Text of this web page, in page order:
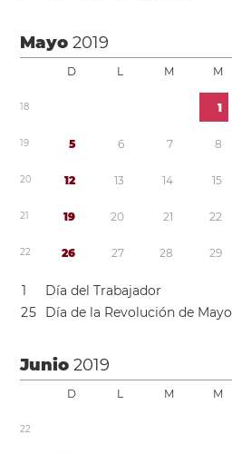
Mayo2019
D L M M
18 1
19 5 6 7 8
20 12 13 14 15
21 19 20 21 22
22 26 27 28 29
1
Día del Trabajador
25 Día de la Revolución de Mayo
Junio2019
D L M M
22